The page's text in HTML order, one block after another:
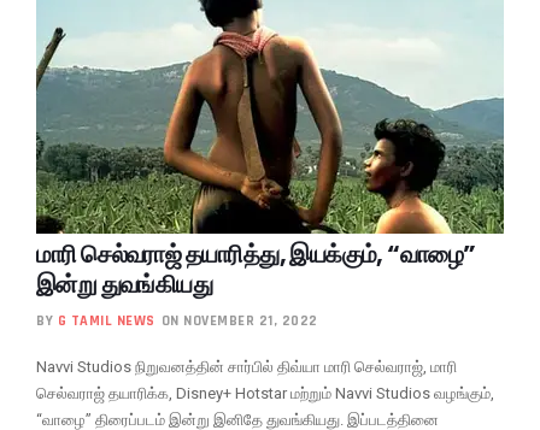
மாரி செல்வராஜ் தயாரித்து, இயக்கும், “வாழை”
இன்று துவங்கியது
BY G TAMIL NEWS ON NOVEMBER 21, 2022
Navvi Studios நிறுவனத்தின் சார்பில் திவ்யா மாரி செல்வராஜ், மாரி
செல்வராஜ் தயாரிக்க, Disney+ Hotstar மற்றும் Navvi Studios வழங்கும்,
“வாழை” திரைப்படம் இன்று இனிதே துவங்கியது. இப்படத்தினை